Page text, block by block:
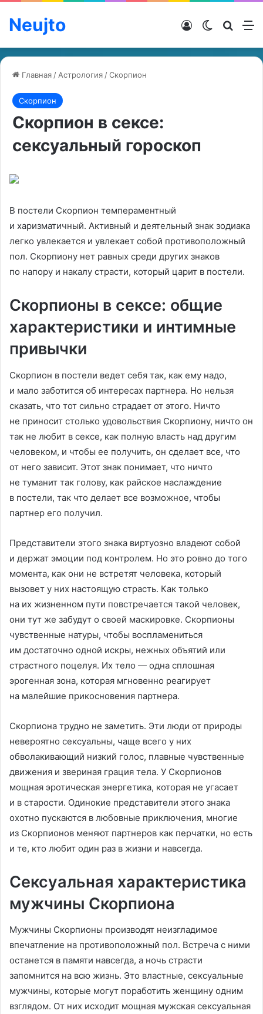
Neujto Switch skin
Войти
Главная / Астрология /Скорпион
Скорпион
Скорпион в сексе:
сексуальный гороскоп
В постели Скорпион темпераментный
и харизматичный. Активный и деятельный знак зодиака
легко увлекается и увлекает собой противоположный
пол. Скорпиону нет равных среди других знаков
по напору и накалу страсти, который царит в постели.
Скорпионы в сексе: общие
характеристики и интимные
привычки
Скорпион в постели ведет себя так, как ему надо,
и мало заботится об интересах партнера. Но нельзя
сказать, что тот сильно страдает от этого. Ничто
не приносит столько удовольствия Скорпиону, ничто он
так не любит в сексе, как полную власть над другим
человеком, и чтобы ее получить, он сделает все, что
от него зависит. Этот знак понимает, что ничто
не туманит так голову, как райское наслаждение
в постели, так что делает все возможное, чтобы
партнер его получил.
Представители этого знака виртуозно владеют собой
и держат эмоции под контролем. Но это ровно до того
момента, как они не встретят человека, который
вызовет у них настоящую страсть. Как только
на их жизненном пути повстречается такой человек,
они тут же забудут о своей маскировке. Скорпионы
чувственные натуры, чтобы воспламениться
им достаточно одной искры, нежных объятий или
страстного поцелуя. Их тело — одна сплошная
эрогенная зона, которая мгновенно реагирует
на малейшие прикосновения партнера.
Скорпиона трудно не заметить. Эти люди от природы
невероятно сексуальны, чаще всего у них
обволакивающий низкий голос, плавные чувственные
движения и звериная грация тела. У Скорпионов
мощная эротическая энергетика, которая не угасает
и в старости. Одинокие представители этого знака
охотно пускаются в любовные приключения, многие
из Скорпионов меняют партнеров как перчатки, но есть
и те, кто любит один раз в жизни и навсегда.
Сексуальная характеристика
мужчины Скорпиона
Мужчины Скорпионы производят неизгладимое
впечатление на противоположный пол. Встреча с ними
останется в памяти навсегда, а ночь страсти
запомнится на всю жизнь. Это властные, сексуальные
мужчины, которые могут поработить женщину одним
взглядом. От них исходит мощная мужская сексуальная